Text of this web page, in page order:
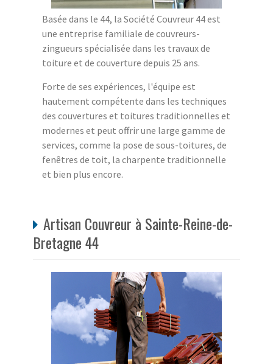
Basée dans le 44, la Société Couvreur 44 est
une entreprise familiale de couvreurs-
zingueurs spécialisée dans les travaux de
toiture et de couverture depuis 25 ans.
Forte de ses expériences, l'équipe est
hautement compétente dans les techniques
des couvertures et toitures traditionnelles et
modernes et peut offrir une large gamme de
services, comme la pose de sous-toitures, de
fenêtres de toit, la charpente traditionnelle
et bien plus encore.
Artisan Couvreur à Sainte-Reine-de-
Bretagne 44